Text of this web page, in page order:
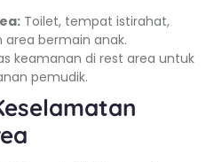
Toilet, tempat istirahat,
bermain anak.
keamanan di rest area untuk
pemudik.